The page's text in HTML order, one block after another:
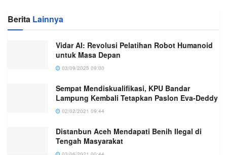
Berita Lainnya
Vidar AI: Revolusi Pelatihan Robot Humanoid
untuk Masa Depan
03/09/2025 09:00
Sempat Mendiskualifikasi, KPU Bandar
Lampung Kembali Tetapkan Paslon Eva-Deddy
02/02/2021 09:44
Distanbun Aceh Mendapati Benih Ilegal di
Tengah Masyarakat